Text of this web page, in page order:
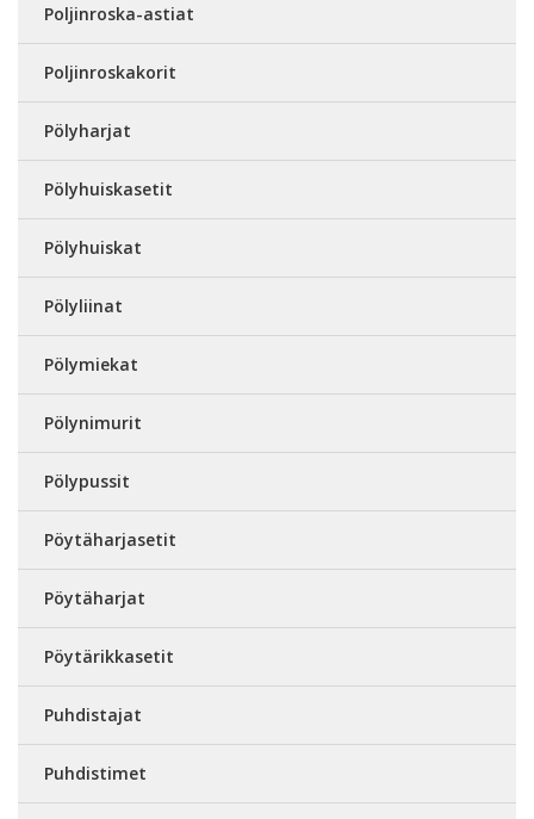
Poljinroska-astiat
Poljinroskakorit
Pölyharjat
Pölyhuiskasetit
Pölyhuiskat
Pölyliinat
Pölymiekat
Pölynimurit
Pölypussit
Pöytäharjasetit
Pöytäharjat
Pöytärikkasetit
Puhdistajat
Puhdistimet